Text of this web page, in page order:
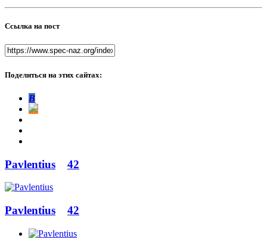
Ссылка на пост
Поделиться на этих сайтах:
В
Pavlentius 42
Pavlentius 42